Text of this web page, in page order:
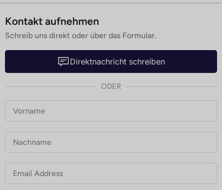
Kontakt aufnehmen
Schreib uns direkt oder über das Formular.
Direktnachricht schreiben
ODER